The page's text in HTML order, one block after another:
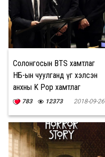
Солонгосын BTS хамтлаг
НҮБ-ын чуулганд үг хэлсэн
анхны K Pop хамтлаг
боллоо
783 12373 2018-09-26